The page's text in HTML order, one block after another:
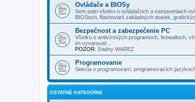
Ovládače a BIOSy
Sem patri všetko o ovládačoch a nastaveniach
BIOSoch, flashovaní zakladných dosiek,
Bezpečnost a zabezpečenie PC
Všetko o antivírových programoch, firewalloch,
im vyvarovať...
POZOR: žiadny WAREZ
Programovanie
Sekcia o programovaní, programovacích
OSTATNÉ KATEGÓRIE